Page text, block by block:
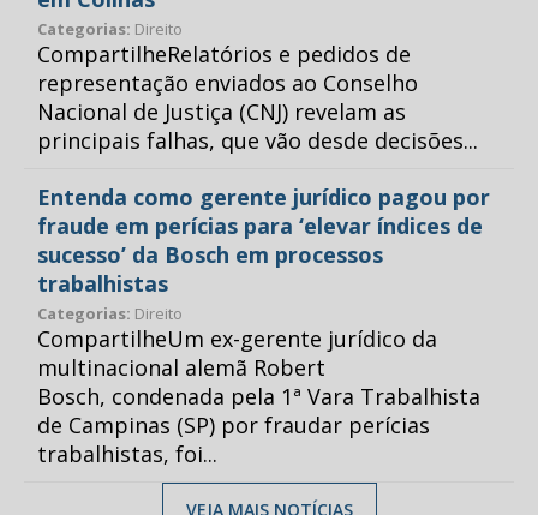
Categorias: Direito
CompartilheRelatórios e pedidos de
representação enviados ao Conselho
Nacional de Justiça (CNJ) revelam as
principais falhas, que vão desde decisões...
Entenda como gerente jurídico pagou por
fraude em perícias para ‘elevar índices de
sucesso’ da Bosch em processos
trabalhistas
Categorias: Direito
CompartilheUm ex-gerente jurídico da
multinacional alemã Robert
Bosch, condenada pela 1ª Vara Trabalhista
de Campinas (SP) por fraudar perícias
trabalhistas, foi...
VEJA MAIS NOTÍCIAS